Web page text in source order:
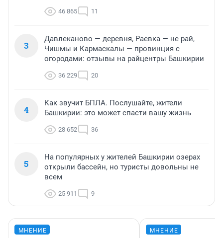
46 865 11
3
Давлеканово — деревня, Раевка — не рай,
Чишмы и Кармаскалы — провинция с
огородами: отзывы на райцентры Башкирии
36 229 20
4
Как звучит БПЛА. Послушайте, жители
Башкирии: это может спасти вашу жизнь
28 652 36
5
На популярных у жителей Башкирии озерах
открыли бассейн, но туристы довольны не
всем
25 911 9
МНЕНИЕ МНЕНИЕ